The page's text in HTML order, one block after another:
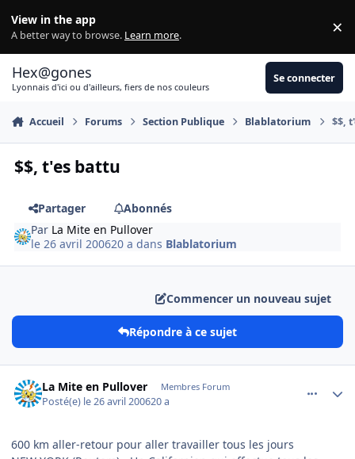
View in the app
A better way to browse. Learn more. ×
Hex@gones
Lyonnais d'ici ou d'ailleurs, fiers de nos couleurs
Se connecter
Accueil Forums Section Publique Blablatorium $$,
$$, t'es battu
Partager
Abonnés
Par La Mite en Pullover
le 26 avril 200620 a dans Blablatorium
Commencer un nouveau sujet
Répondre à ce sujet
La Mite en Pullover Membres Forum
Posté(e) le 26 avril 200620 a
600 km aller-retour pour aller travailler tous les jours